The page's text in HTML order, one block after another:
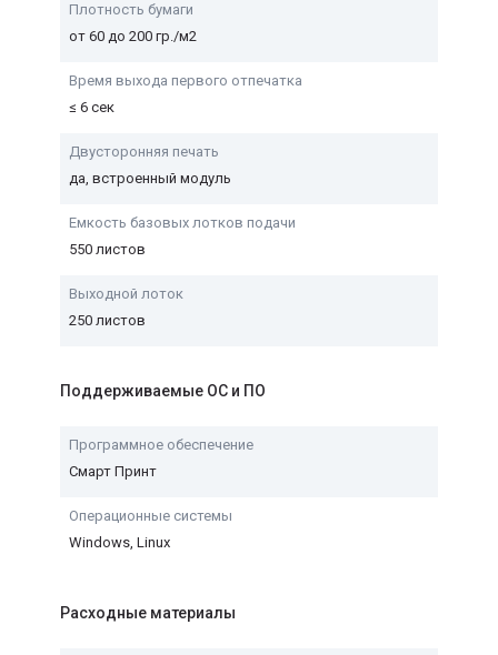
Плотность бумаги
от 60 до 200 гр./м2
Время выхода первого отпечатка
≤ 6 сек
Двусторонняя печать
да, встроенный модуль
Емкость базовых лотков подачи
550 листов
Выходной лоток
250 листов
Поддерживаемые ОС и ПО
Программное обеспечение
Смарт Принт
Операционные системы
Windows, Linux
Расходные материалы